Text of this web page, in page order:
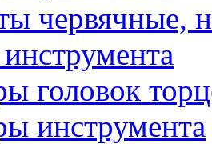
червячные,
головок
инструмента